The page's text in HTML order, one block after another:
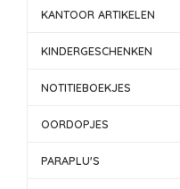
KANTOOR ARTIKELEN
KINDERGESCHENKEN
NOTITIEBOEKJES
OORDOPJES
PARAPLU'S